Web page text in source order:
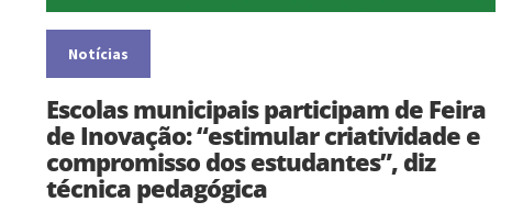
Notícias
Escolas municipais participam de Feira
de Inovação: “estimular criatividade e
compromisso dos estudantes”, diz
técnica pedagógica